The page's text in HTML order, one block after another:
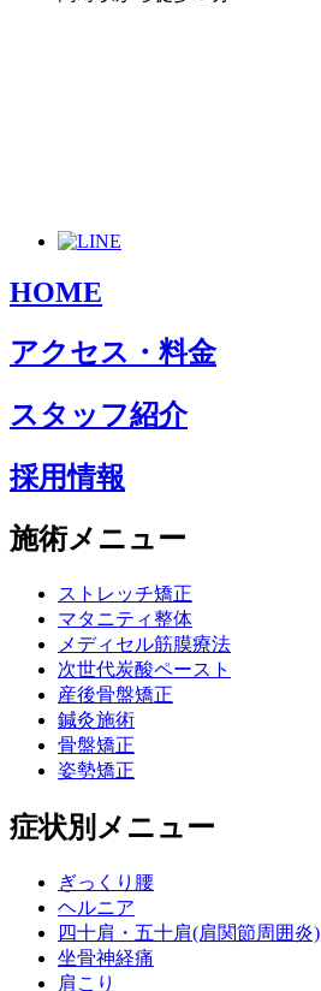
HOME
アクセス・料金
スタッフ紹介
採用情報
施術メニュー
ストレッチ矯正
マタニティ整体
メディセル筋膜療法
次世代炭酸ペースト
産後骨盤矯正
鍼灸施術
骨盤矯正
姿勢矯正
症状別メニュー
ぎっくり腰
ヘルニア
四十肩・五十肩(肩関節周囲炎)
坐骨神経痛
肩こり